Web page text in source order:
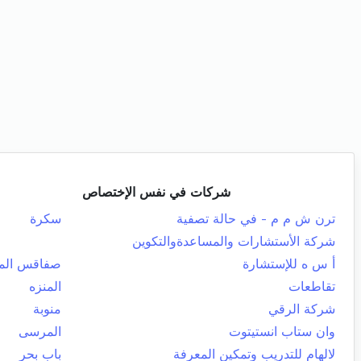
شركات في نفس الإختصاص
ترن ش م م - في حالة تصفية
سكرة
شركة الأستشارات والمساعدةوالتكوين
أ س ه للإستشارة
صفاقس
تقاطعات
المنزه
شركة الرقي
منوبة
وان ستاب انستيتوت
المرسى
لالهام للتدريب وتمكين المعرفة
باب بحر